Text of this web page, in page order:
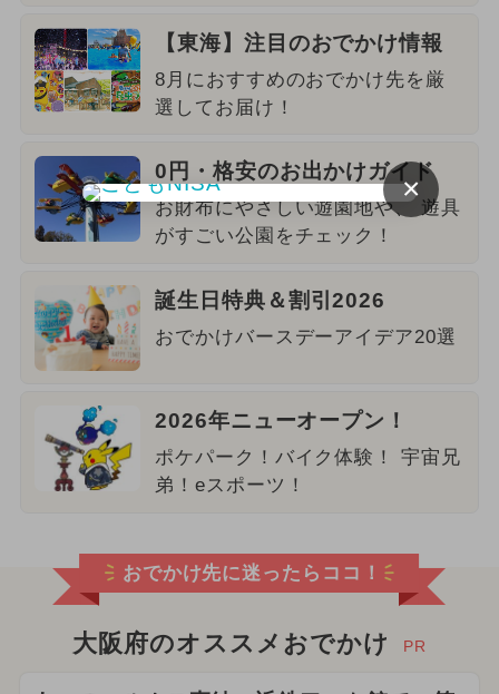
【東海】注目のおでかけ情報
8月におすすめのおでかけ先を厳
選してお届け！
0円・格安のお出かけガイド
お財布にやさしい遊園地や、 遊具
がすごい公園をチェック！
誕生日特典＆割引2026
おでかけバースデーアイデア20選
2026年ニューオープン！
ポケパーク！バイク体験！ 宇宙兄
弟！eスポーツ！
おでかけ先に迷ったらココ！
大阪府のオススメおでかけ PR
×